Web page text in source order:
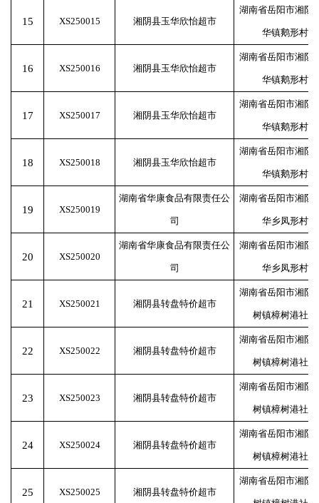
15 XS250015 湘阴县玉华欣怡超市
湖南省岳阳市湘阴
华镇鹅形村
16 XS250016 湘阴县玉华欣怡超市
湖南省岳阳市湘阴
华镇鹅形村
17 XS250017 湘阴县玉华欣怡超市
湖南省岳阳市湘阴
华镇鹅形村
18 XS250018 湘阴县玉华欣怡超市
湖南省岳阳市湘阴
华镇鹅形村
19 XS250019
湖南省华康食品有限责任公
司
湖南省岳阳市湘阴
华乡凤形村
20 XS250020
湖南省华康食品有限责任公
司
湖南省岳阳市湘阴
华乡凤形村
21 XS250021 湘阴县转盘特价超市
湖南省岳阳市湘阴
树镇樟树港社区
22 XS250022 湘阴县转盘特价超市
湖南省岳阳市湘阴
树镇樟树港社区
23 XS250023 湘阴县转盘特价超市
湖南省岳阳市湘阴
树镇樟树港社区
24 XS250024 湘阴县转盘特价超市
湖南省岳阳市湘阴
树镇樟树港社区
25 XS250025 湘阴县转盘特价超市
湖南省岳阳市湘阴